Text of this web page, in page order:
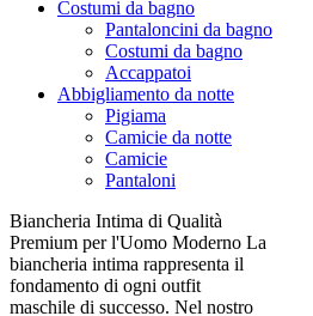
Costumi da bagno
Pantaloncini da bagno
Costumi da bagno
Accappatoi
Abbigliamento da notte
Pigiama
Camicie da notte
Camicie
Pantaloni
Biancheria Intima di Qualità
Premium per l'Uomo Moderno La
biancheria intima rappresenta il
fondamento di ogni outfit
maschile di successo. Nel nostro